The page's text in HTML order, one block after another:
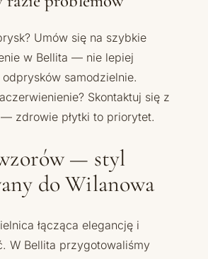
Umów się na szybkie
w Bellita — nie lepiej
samodzielnie.
Skontaktuj się z
zdrowie płytki to priorytet.
— styl
do Wilanowa
łącząca elegancję i
W Bellita przygotowaliśmy